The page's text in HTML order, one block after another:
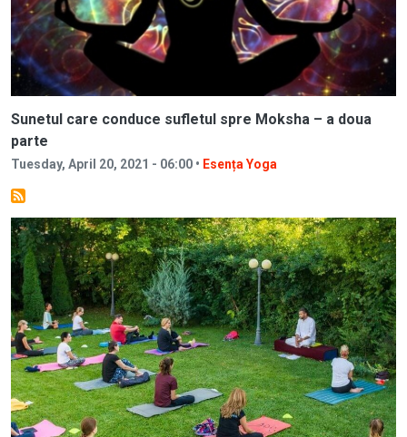
Sunetul care conduce sufletul spre Moksha – a doua
parte
Tuesday, April 20, 2021 - 06:00 • Esența Yoga
Image